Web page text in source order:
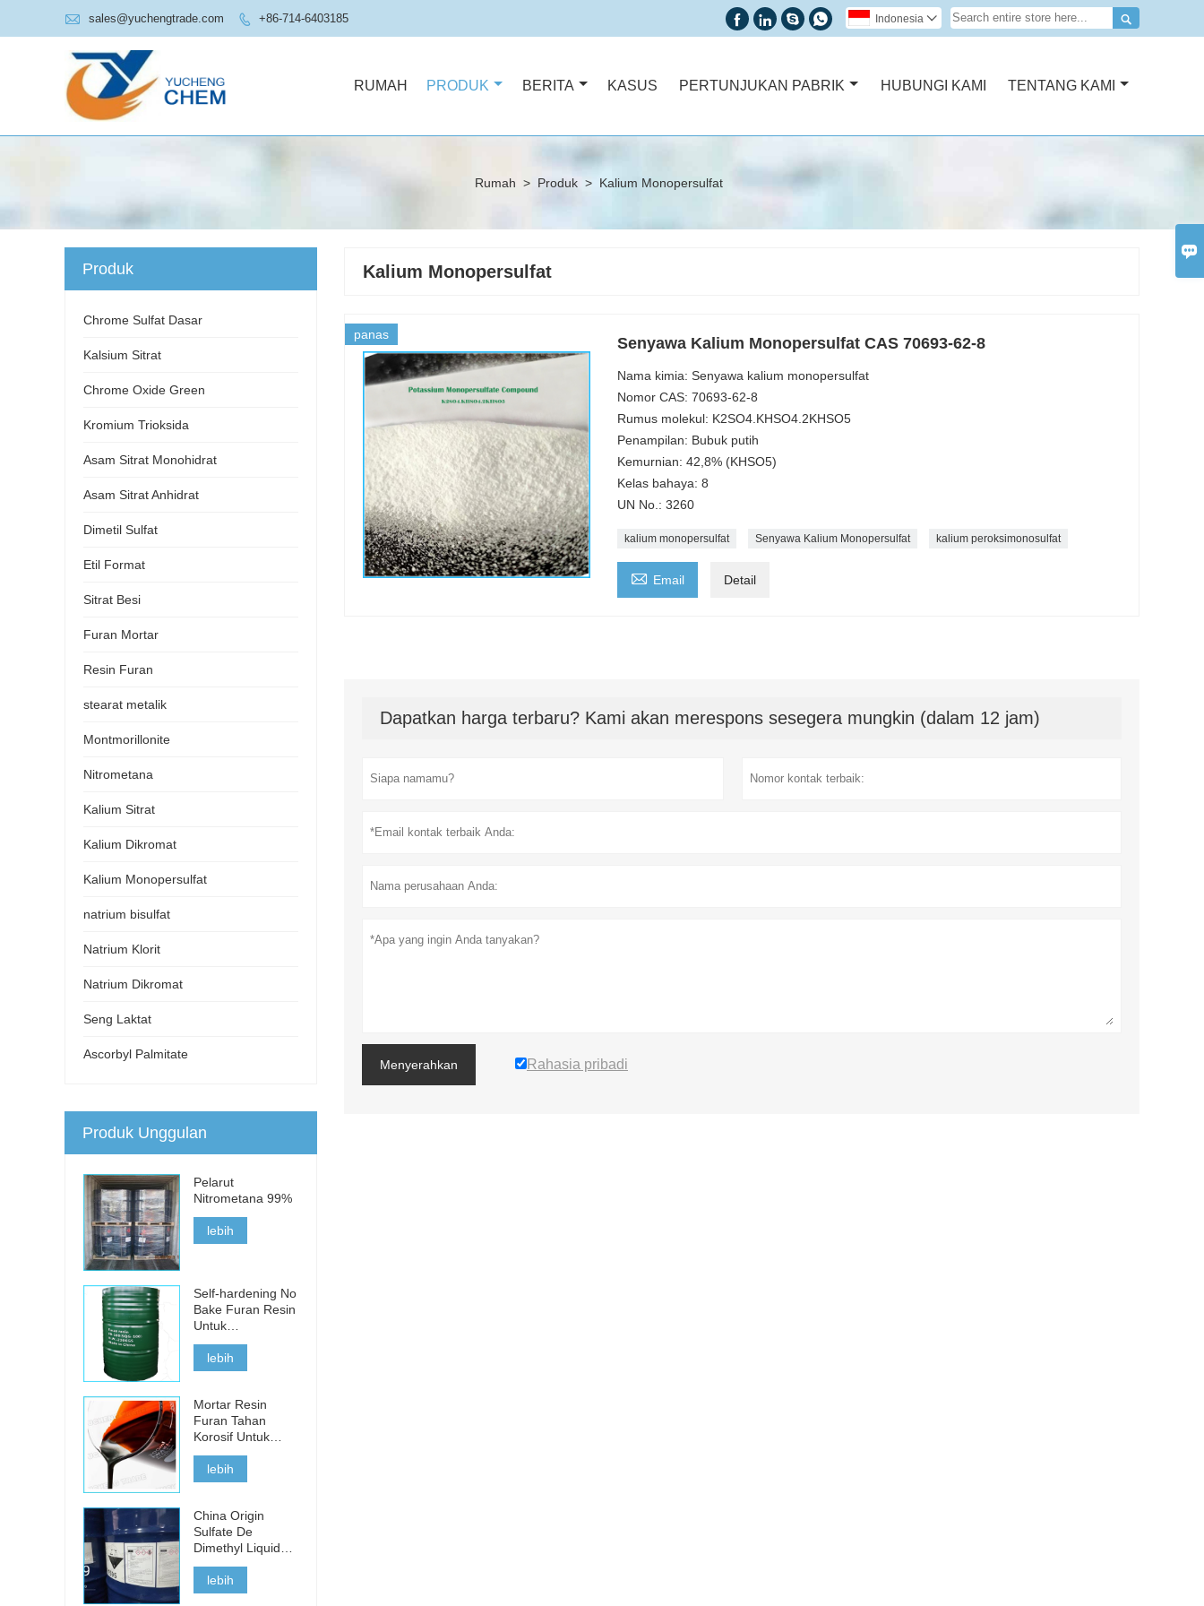

 sales@yuchengtrade.com  +86-714-6403185 
Indonesia 
   
RUMAH PRODUK BERITA KASUS PERTUNJUKAN PABRIK HUBUNGI KAMI TENTANG KAMI
Rumah > Produk > Kalium Monopersulfat
Kalium Monopersulfat
panas Senyawa Kalium Monopersulfat CAS 70693-62-8
Nama kimia: Senyawa kalium monopersulfat
Nomor CAS: 70693-62-8
Rumus molekul: K2SO4.KHSO4.2KHSO5
Penampilan: Bubuk putih
Kemurnian: 42,8% (KHSO5)
Kelas bahaya: 8
UN No.: 3260
kalium monopersulfat Senyawa Kalium Monopersulfat kalium peroksimonosulfat
 Email Detail
Dapatkan harga terbaru? Kami akan merespons sesegera mungkin (dalam 12 jam)
Menyerahkan Rahasia pribadi
Produk
Chrome Sulfat Dasar
Kalsium Sitrat
Chrome Oxide Green
Kromium Trioksida
Asam Sitrat Monohidrat
Asam Sitrat Anhidrat
Dimetil Sulfat
Etil Format
Sitrat Besi
Furan Mortar
Resin Furan
stearat metalik
Montmorillonite
Nitrometana
Kalium Sitrat
Kalium Dikromat
Kalium Monopersulfat
natrium bisulfat
Natrium Klorit
Natrium Dikromat
Seng Laktat
Ascorbyl Palmitate
Produk Unggulan
Pelarut
Nitrometana 99%
lebih
Self-hardening No
Bake Furan Resin
Untuk
Pengecoran Besi,
Baja Dan Logam
Non-Ferrous
lebih
Mortar Resin
Furan Tahan
Korosif Untuk
Batu Bata Asam
lebih
China Origin
Sulfate De
Dimethyl Liquid
Untuk Dijual
lebih